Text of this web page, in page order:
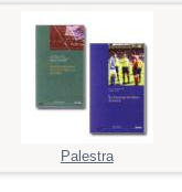
Palestra